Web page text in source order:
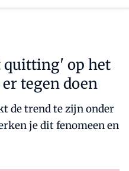
quitting' op het
tegen doen
de trend te zijn onder
je dit fenomeen en